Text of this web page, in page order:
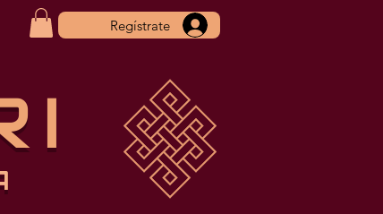
Regístrate